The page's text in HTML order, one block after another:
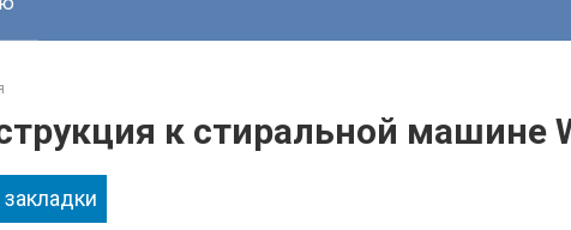
к стиральной машине